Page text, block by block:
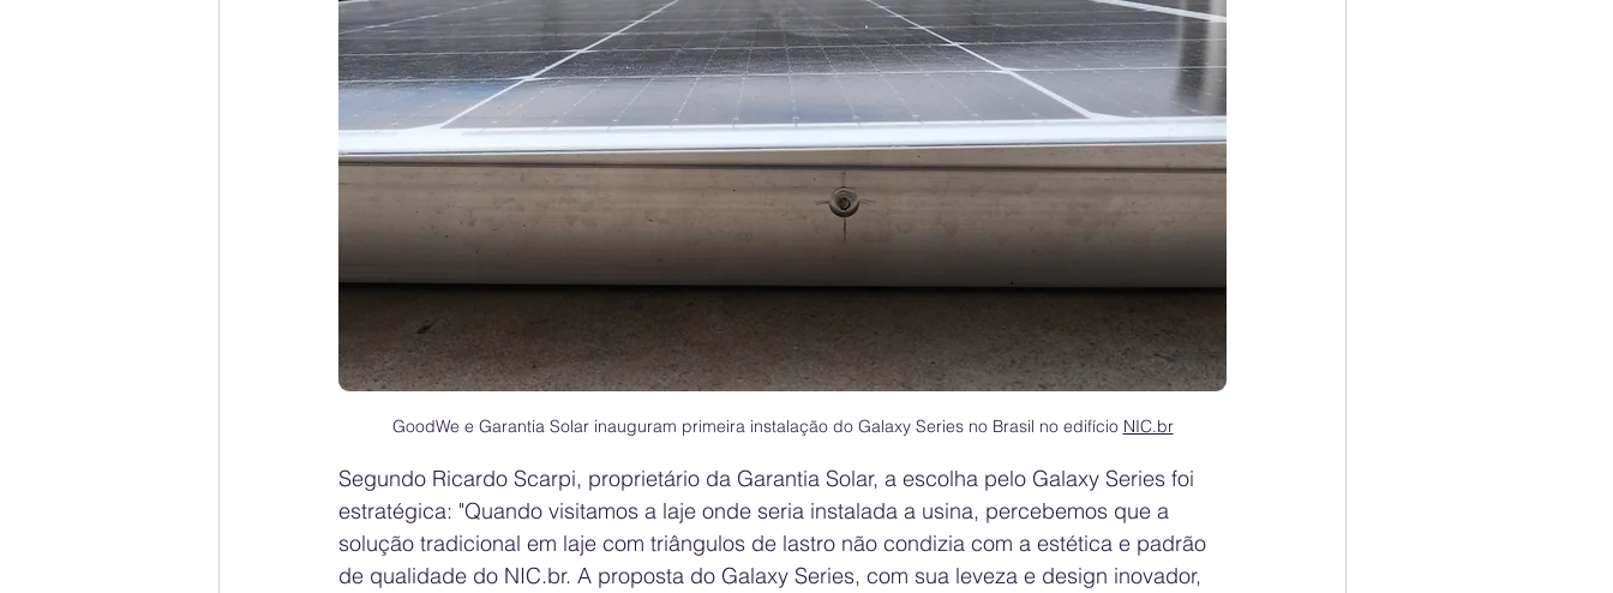
GoodWe e Garantia Solar inauguram primeira instalação do Galaxy Series no Brasil no edifício NIC.br
Segundo Ricardo Scarpi, proprietário da Garantia Solar, a escolha pelo Galaxy Series foi
estratégica: "Quando visitamos a laje onde seria instalada a usina, percebemos que a
solução tradicional em laje com triângulos de lastro não condizia com a estética e padrão
de qualidade do NIC.br. A proposta do Galaxy Series, com sua leveza e design inovador,